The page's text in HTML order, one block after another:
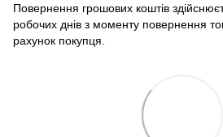
Повернення грошових коштів
робочих днів з моменту повернення
рахунок покупця.